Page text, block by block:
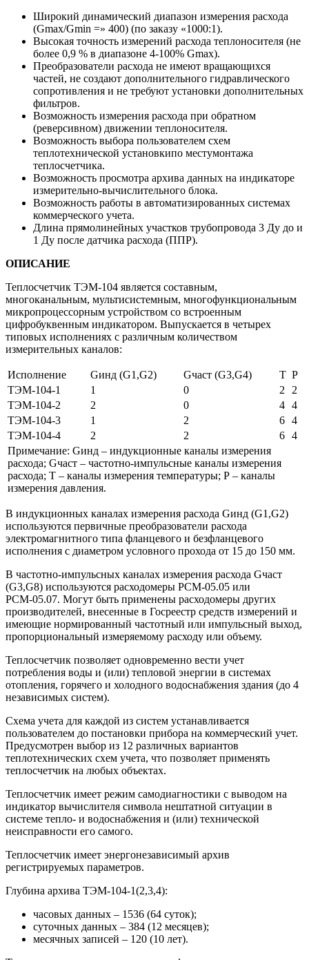
Широкий динамический диапазон измерения расхода
(Gmax/Gmin =» 400) (по заказу «1000:1).
Высокая точность измерений расхода теплоносителя (не
более 0,9 % в диапазоне 4-100% Gmax).
Преобразователи расхода не имеют вращающихся
частей, не создают дополнительного гидравлического
сопротивления и не требуют установки дополнительных
фильтров.
Возможность измерения расхода при обратном
(реверсивном) движении теплоносителя.
Возможность выбора пользователем схем
теплотехнической установкипо местумонтажа
теплосчетчика.
Возможность просмотра архива данных на индикаторе
измерительно-вычислительного блока.
Возможность работы в автоматизированных системах
коммерческого учета.
Длина прямолинейных участков трубопровода 3 Ду до и
1 Ду после датчика расхода (ППР).
ОПИСАНИЕ
Теплосчетчик ТЭМ-104 является составным,
многоканальным, мультисистемным, многофункциональным
микропроцессорным устройством со встроенным
цифробуквенным индикатором. Выпускается в четырех
типовых исполнениях с различным количеством
измерительных каналов:
Исполнение Gинд (G1,G2) Gчаст (G3,G4) Т Р
ТЭМ-104-1
1 0 2 2
ТЭМ-104-2
2 0 4 4
ТЭМ-104-3
1 2 6 4
ТЭМ-104-4
2 2 6 4
Примечание: Gинд – индукционные каналы измерения
расхода; Gчаст – частотно-импульсные каналы измерения
расхода; Т – каналы измерения температуры; Р – каналы
измерения давления.
В индукционных каналах измерения расхода Gинд (G1,G2)
используются первичные преобразователи расхода
электромагнитного типа фланцевого и безфланцевого
исполнения с диаметром условного прохода от 15 до 150 мм.
В частотно-импульсных каналах измерения расхода Gчаст
(G3,G8) используются расходомеры РСМ-05.05 или
РСМ-05.07. Могут быть применены расходомеры других
производителей, внесенные в Госреестр средств измерений и
имеющие нормированный частотный или импульсный выход,
пропорциональный измеряемому расходу или объему.
Теплосчетчик позволяет одновременно вести учет
потребления воды и (или) тепловой энергии в системах
отопления, горячего и холодного водоснабжения здания (до 4
независимых систем).
Схема учета для каждой из систем устанавливается
пользователем до постановки прибора на коммерческий учет.
Предусмотрен выбор из 12 различных вариантов
теплотехнических схем учета, что позволяет применять
теплосчетчик на любых объектах.
Теплосчетчик имеет режим самодиагностики с выводом на
индикатор вычислителя символа нештатной ситуации в
системе тепло- и водоснабжения и (или) технической
неисправности его самого.
Теплосчетчик имеет энергонезависимый архив
регистрируемых параметров.
Глубина архива ТЭМ-104-1(2,3,4):
часовых данных – 1536 (64 суток);
суточных данных – 384 (12 месяцев);
месячных записей – 120 (10 лет).